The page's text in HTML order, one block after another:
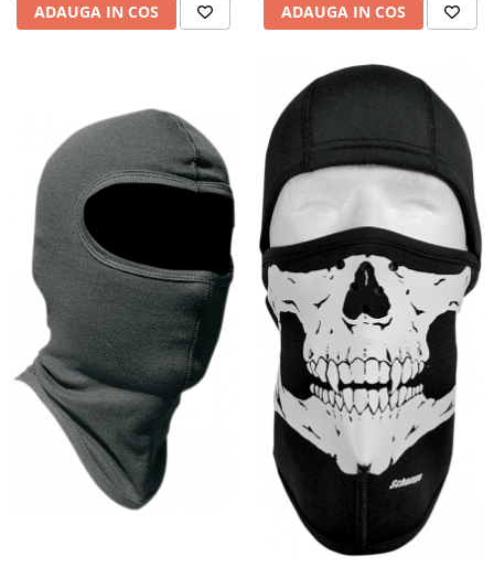
Aripa Fata
Kit plasticuri
Laterale radiator
Laterale spate
Plastic numar
Protectii furca/telescop
Sa
Scut Motor
Spatar
Suport numar
Roti & Accesorii
Accesorii
Ax roata Puig
Butuc roata
ADAUGA IN COS ADAUGA IN COS